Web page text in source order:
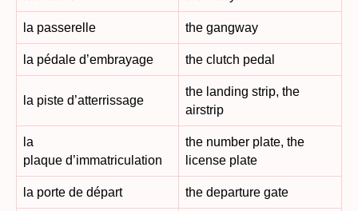
la passerelle the gangway
la pédale d’embrayage the clutch pedal
la piste d’atterrissage
the landing strip, the
airstrip
la
plaque d’immatriculation
the number plate, the
license plate
la porte de départ the departure gate